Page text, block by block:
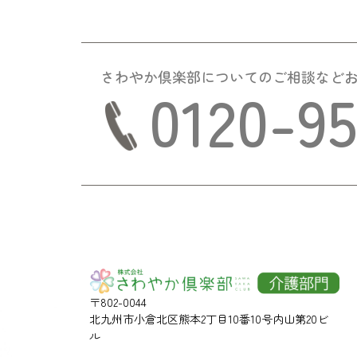
さわやか倶楽部についてのご相談など
0120-
〒802-0044
北九州市小倉北区熊本2丁目10番10号内山第20ビ
ル